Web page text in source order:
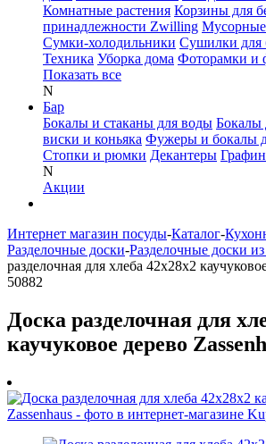
Комнатные растения Корзины для
принадлежности Zwilling Мусорные
Сумки-холодильники Сушилки для
Техника Уборка дома Фоторамки и
Показать все
N
Бар
Бокалы и стаканы для воды Бокалы
виски и коньяка Фужеры и бокалы
Стопки и рюмки Декантеры
N
Акции
Интернет магазин посуды-Каталог-
Разделочные доски-Разделочные доски из
разделочная для хлеба 42х28х2
50882
Доска разделочная для
каучуковое дерево